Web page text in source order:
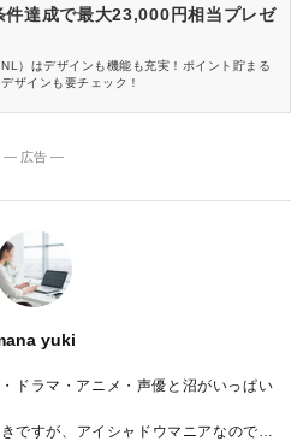
件達成で最大23,000円相当プレゼ
）はデザインも機能も充実！ポイント貯まる
ザインも要チェック！
― 広告 ―
yuki
ドラマ・アニメ・声優と沼がいっぱい
ですが、アイシャドウマニアなので推